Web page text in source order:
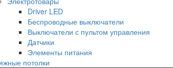
Driver LED
Беспроводные выключатели
Выключатели с пультом управления
Датчики
Элементы питания
потолки